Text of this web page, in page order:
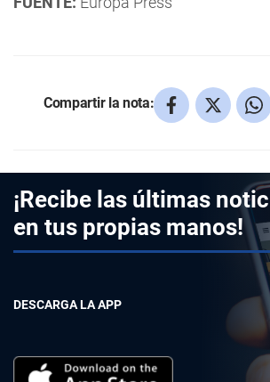
Compartir la nota:
¡Recibe las últimas
en tus propias manos!
DESCARGA LA APP